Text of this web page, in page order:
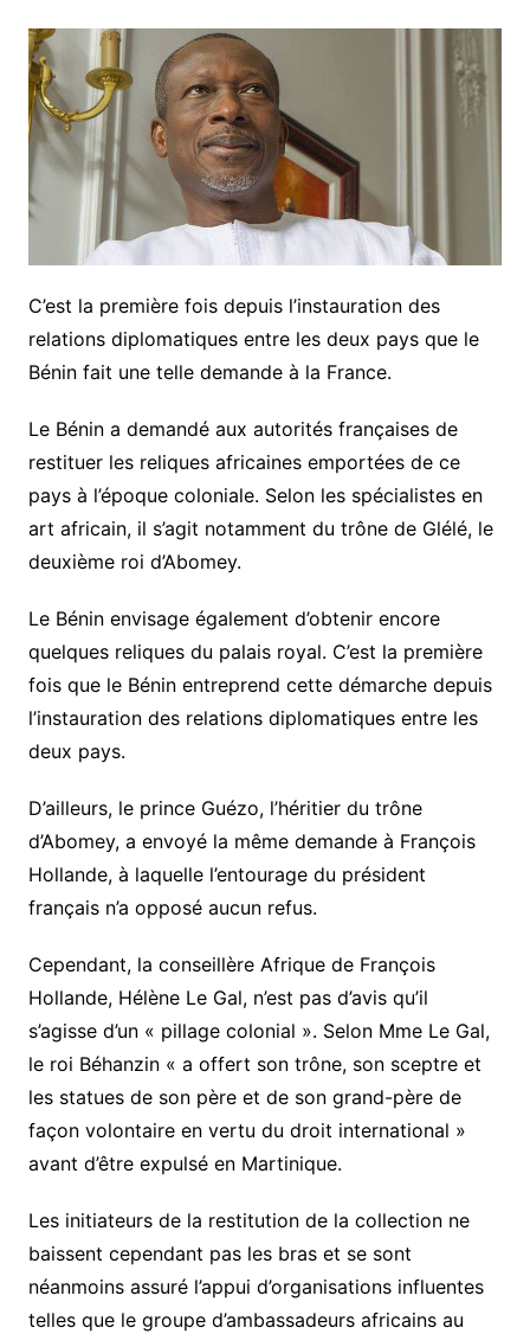
C’est la première fois depuis l’instauration des
relations diplomatiques entre les deux pays que le
Bénin fait une telle demande à la France.
Le Bénin a demandé aux autorités françaises de
restituer les reliques africaines emportées de ce
pays à l’époque coloniale. Selon les spécialistes en
art africain, il s’agit notamment du trône de Glélé, le
deuxième roi d’Abomey.
Le Bénin envisage également d’obtenir encore
quelques reliques du palais royal. C’est la première
fois que le Bénin entreprend cette démarche depuis
l’instauration des relations diplomatiques entre les
deux pays.
D’ailleurs, le prince Guézo, l’héritier du trône
d’Abomey, a envoyé la même demande à François
Hollande, à laquelle l’entourage du président
français n’a opposé aucun refus.
Cependant, la conseillère Afrique de François
Hollande, Hélène Le Gal, n’est pas d’avis qu’il
s’agisse d’un « pillage colonial ». Selon Mme Le Gal,
le roi Béhanzin « a offert son trône, son sceptre et
les statues de son père et de son grand-père de
façon volontaire en vertu du droit international »
avant d’être expulsé en Martinique.
Les initiateurs de la restitution de la collection ne
baissent cependant pas les bras et se sont
néanmoins assuré l’appui d’organisations influentes
telles que le groupe d’ambassadeurs africains au